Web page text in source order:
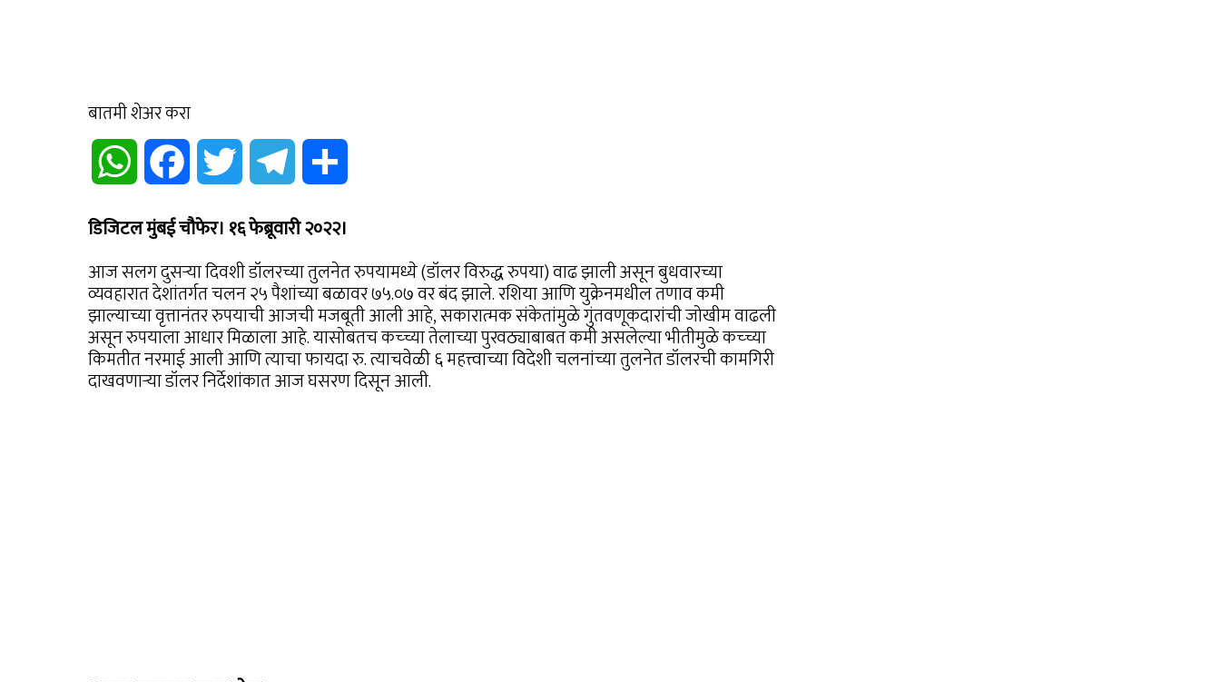
बातमी शेअर करा
WhatsApp Facebook Twitter Telegram
डिजिटल मुंबई चौफेर। १६ फेब्रूवारी २०२२।
आज सलग दुसऱ्या दिवशी डॉलरच्या तुलनेत रुपयामध्ये (डॉलर विरुद्ध रुपया) वाढ झाली असून बुधवारच्या
व्यवहारात देशांतर्गत चलन २५ पैशांच्या बळावर ७५.०७ वर बंद झाले. रशिया आणि युक्रेनमधील तणाव कमी
झाल्याच्या वृत्तानंतर रुपयाची आजची मजबूती आली आहे, सकारात्मक संकेतांमुळे गुंतवणूकदारांची जोखीम वाढली
असून रुपयाला आधार मिळाला आहे. यासोबतच कच्च्या तेलाच्या पुरवठ्याबाबत कमी असलेल्या भीतीमुळे कच्च्या
किमतीत नरमाई आली आणि त्याचा फायदा रु. त्याचवेळी ६ महत्त्वाच्या विदेशी चलनांच्या तुलनेत डॉलरची कामगिरी
दाखवणाऱ्या डॉलर निर्देशांकात आज घसरण दिसून आली.